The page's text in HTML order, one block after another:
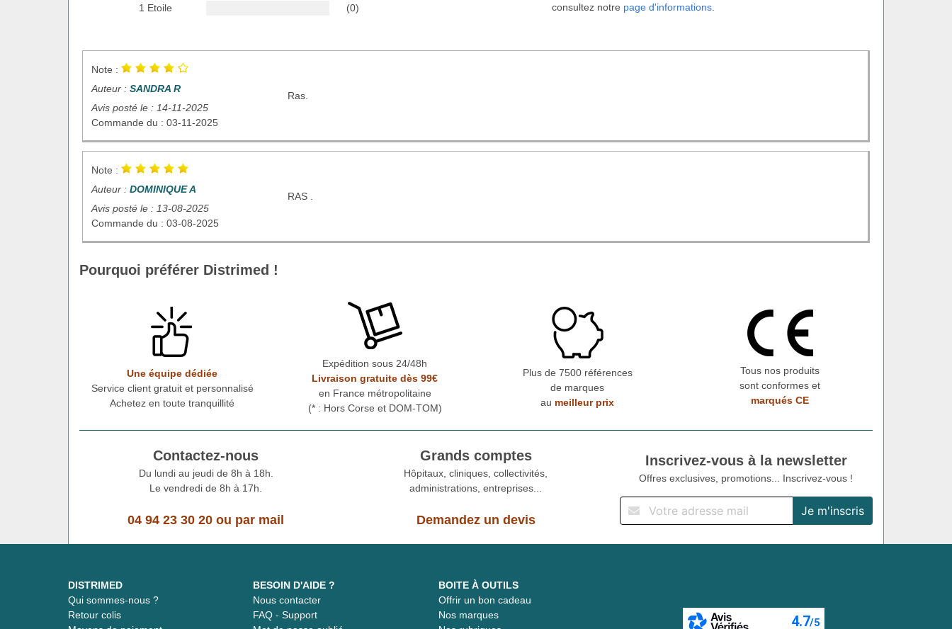
1 Etoile
(0)
consultez notre page d'informations
Note :
Auteur : SANDRA R
Avis posté le : 14-11-2025
Commande du : 03-11-2025
Ras.
Note :
Auteur : DOMINIQUE A
Avis posté le : 13-08-2025
Commande du : 03-08-2025
RAS .
Pourquoi préférer Distrimed !
Une équipe dédiée
Service client gratuit et personnalisé
Achetez en toute tranquillité
Expédition sous 24/48h
Livraison gratuite dès 99€
en France métropolitaine
(* : Hors Corse et DOM-TOM)
Plus de 7500 références
de marques
au meilleur prix
Tous nos produits
sont conformes et
marqués CE
Contactez-nous
Du lundi au jeudi de 8h à 18h.
Le vendredi de 8h à 17h.
04 94 23 30 20 ou par mail
Grands comptes
Hôpitaux, cliniques, collectivités,
administrations, entreprises...
Demandez un devis
Inscrivez-vous à la newsletter
Offres exclusives, promotions... Inscrivez-vous !
DISTRIMED
Qui sommes-nous ?
Retour colis
BESOIN D'AIDE ?
Nous contacter
FAQ - Support
BOITE À OUTILS
Offrir un bon cadeau
Nos marques